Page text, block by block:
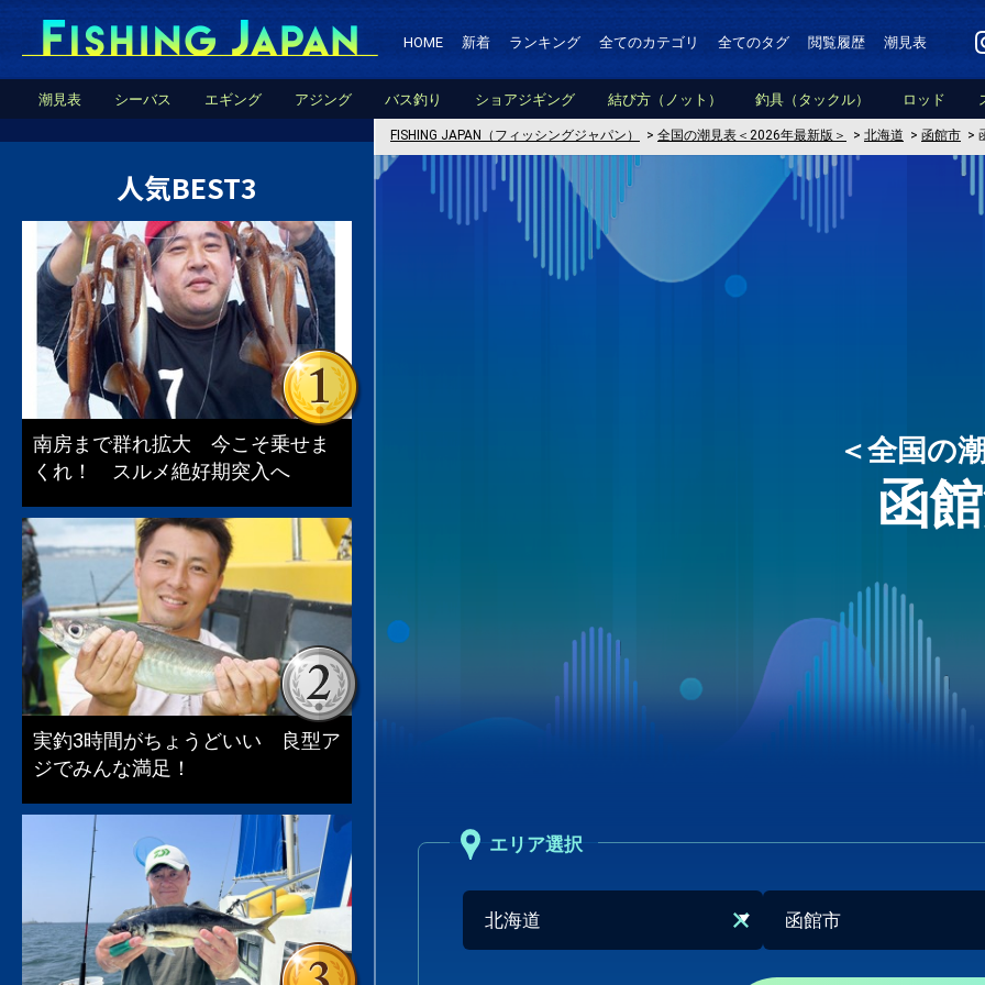
HOME 新着 ランキング 全てのカテゴリ 全てのタグ 閲覧履歴 潮見表
潮見表 シーバス エギング アジング バス釣り ショアジギング 結び方（ノット） 釣具（タックル） ロッド
FISHING JAPAN（フィッシングジャパン） > 全国の潮見表＜2026年最新版＞ > 北海道 > 函館市 >
＜全国の
函
エリア選択
人気BEST3
南房まで群れ拡大 今こそ乗せま
くれ！ スルメ絶好期突入へ
実釣3時間がちょうどいい 良型ア
ジでみんな満足！